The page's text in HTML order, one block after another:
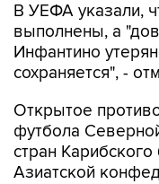
В УЕФА указали,
выполнены, а
Инфантино
сохраняется", -
Открытое
футбола
стран
Азиатской